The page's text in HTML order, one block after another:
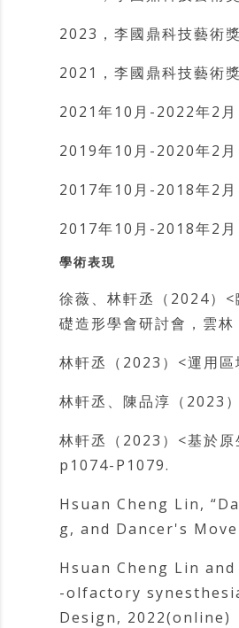
2023，李國鼎科技藝術
2021，李國鼎科技藝術
2021年10月-2022年2月
2019年10月-2020年2月
2017年10月-2018年2月
2017年10月-2018年2月
學術表現
徐薇、林軒丞（2024）
礎造形學會研討會，雲林
林軒丞（2023）<運用
林軒丞、陳品淳（2023
林軒丞（2023）<基於
p1074-P1079.
Hsuan Cheng Lin,
g, and Dancer's
Hsuan Cheng Lin
-olfactory
Design, 2022(online)